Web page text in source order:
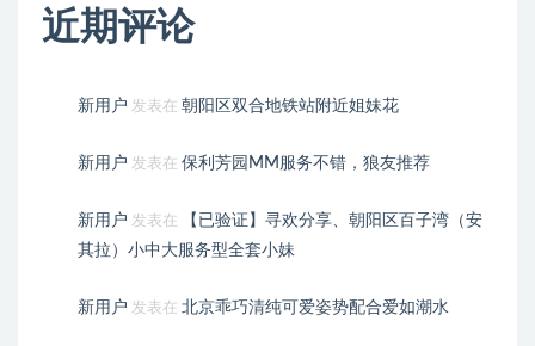
近期评论
新用户 发表在 朝阳区双合地铁站附近姐妹花
新用户 发表在 保利芳园MM服务不错，狼友推荐
新用户 发表在
【已验证】寻欢分享、朝阳区百子湾（安
其拉）小中大服务型全套小妹
新用户 发表在 北京乖巧清纯可爱姿势配合爱如潮水